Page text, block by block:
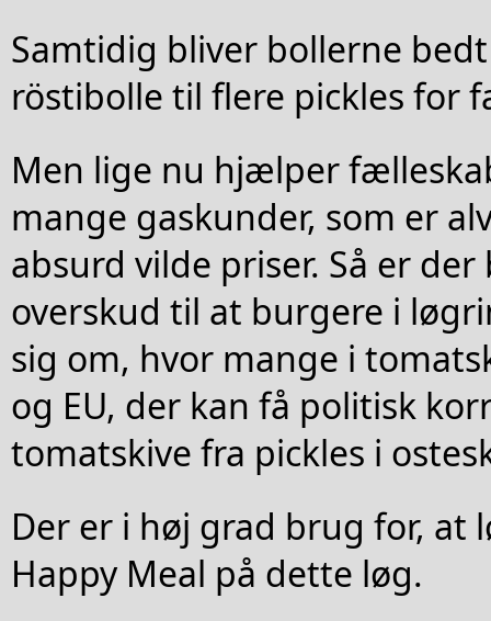
Samtidig bliver bollerne
röstibolle til flere pickles for
Men lige nu hjælper
mange gaskunder, som er
absurd vilde priser. Så er der
overskud til at burgere i
sig om, hvor mange i
og EU, der kan få politisk
tomatskive fra pickles i
Der er i høj grad brug for, at
Happy Meal på dette løg.